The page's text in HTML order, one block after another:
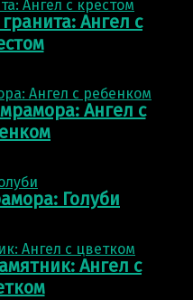
Ангел с
Ангел с
Голуби
Ангел с